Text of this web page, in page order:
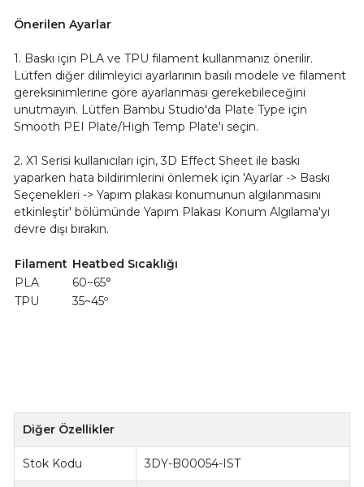
Önerilen Ayarlar
1. Baskı için PLA ve TPU filament kullanmanız önerilir.
Lütfen diğer dilimleyici ayarlarının basılı modele ve filament
gereksinimlerine göre ayarlanması gerekebileceğini
unutmayın. Lütfen Bambu Studio'da Plate Type için
Smooth PEI Plate/High Temp Plate'i seçin.
2. X1 Serisi kullanıcıları için, 3D Effect Sheet ile baskı
yaparken hata bildirimlerini önlemek için 'Ayarlar -> Baskı
Seçenekleri -> Yapım plakası konumunun algılanmasını
etkinleştir' bölümünde Yapım Plakası Konum Algılama'yı
devre dışı bırakın.
Filament Heatbed Sıcaklığı
PLA
60~65°
TPU
35~45º
Diğer Özellikler
Stok Kodu 3DY-B00054-IST